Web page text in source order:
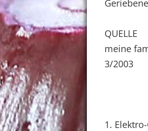
QUELLE
meine
3/2003
1.